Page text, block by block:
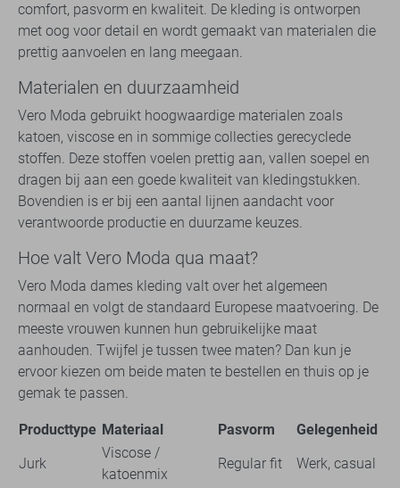
comfort, pasvorm en kwaliteit. De kleding is ontworpen
met oog voor detail en wordt gemaakt van materialen die
prettig aanvoelen en lang meegaan.
Materialen en duurzaamheid
Vero Moda gebruikt hoogwaardige materialen zoals
katoen, viscose en in sommige collecties gerecyclede
stoffen. Deze stoffen voelen prettig aan, vallen soepel en
dragen bij aan een goede kwaliteit van kledingstukken.
Bovendien is er bij een aantal lijnen aandacht voor
verantwoorde productie en duurzame keuzes.
Hoe valt Vero Moda qua maat?
Vero Moda dames kleding valt over het algemeen
normaal en volgt de standaard Europese maatvoering. De
meeste vrouwen kunnen hun gebruikelijke maat
aanhouden. Twijfel je tussen twee maten? Dan kun je
ervoor kiezen om beide maten te bestellen en thuis op je
gemak te passen.
Producttype Materiaal Pasvorm
Gelegenheid
Jurk
Viscose /
katoenmix
Regular fit Werk, casual